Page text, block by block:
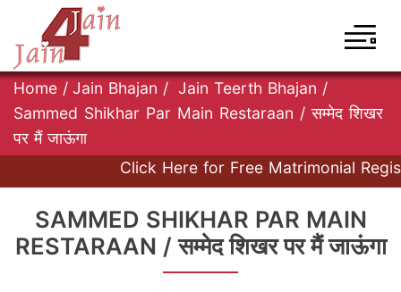
Home / Jain Bhajan / Jain Teerth Bhajan /
Sammed Shikhar Par Main Restaraan / सम्मेद शिखर
पर मैं जाऊंगा
Click Here for Free Matrimonial
SAMMED SHIKHAR PAR MAIN
RESTARAAN / सम्मेद शिखर पर मैं जाऊंगा